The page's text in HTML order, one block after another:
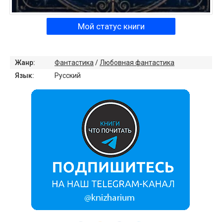
Мой статус книги
Жанр: Фантастика / Любовная фантастика
Язык:
Русский